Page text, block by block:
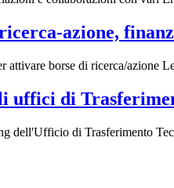
azione,
attivare borse di ricerca/azione
uffici di
dell'Ufficio di Trasferimento